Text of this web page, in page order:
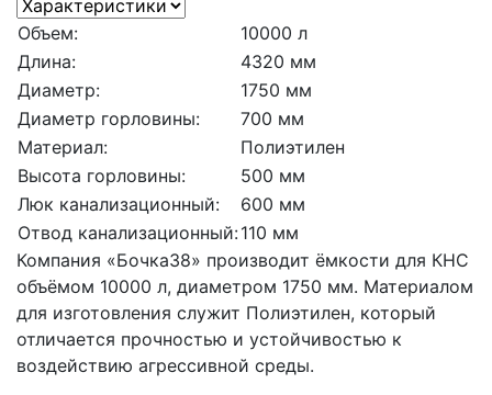
Объем:
10000 л
Длина:
4320 мм
Диаметр:
1750 мм
Диаметр горловины:
700 мм
Материал:
Полиэтилен
Высота горловины:
500 мм
Люк канализационный:
600 мм
Отвод канализационный:110 мм
Компания «Бочка38» производит ёмкости для КНС
объёмом 10000 л, диаметром 1750 мм. Материалом
для изготовления служит Полиэтилен, который
отличается прочностью и устойчивостью к
воздействию агрессивной среды.